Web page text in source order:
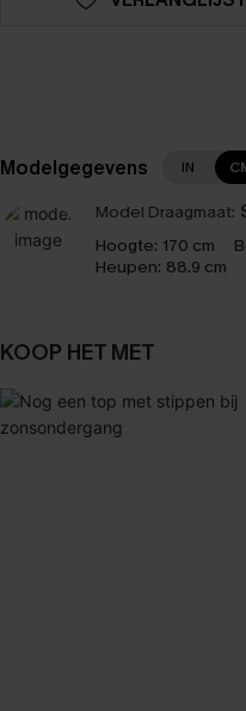
Modelgegevens IN
Model Draagmaat:
Hoogte: 170 cm
Heupen: 88.9 cm
KOOP HET MET